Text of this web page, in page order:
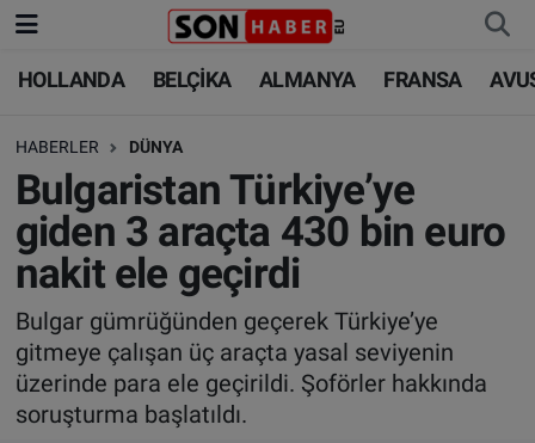
HOLLANDA BELÇİKA ALMANYA FRANSA
HABERLER DÜNYA
Bulgaristan Türkiye’ye
giden 3 araçta 430 bin euro
nakit ele geçirdi
Bulgar gümrüğünden geçerek Türkiye’ye
gitmeye çalışan üç araçta yasal seviyenin
üzerinde para ele geçirildi. Şoförler hakkında
soruşturma başlatıldı.
HOLLANDA
BELÇİKA
ALMANYA
FRANSA
AVUSTURYA
SAĞLIK - YAŞAM
HOLLANDA
BELÇİKA
ALMANYA
TÜRKİYE
DÜNYA
BİLİM-TEKNOLOJİ
Nöbetçi Eczaneler
Hava Durumu
Trafik Durumu
Süper Lig Puan Durumu ve Fikstür
Tüm Manşetler
Son Dakika Haberleri